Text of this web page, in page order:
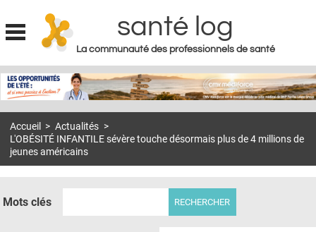
Jump to navigation
santé log
La communauté des professionnels de santé
MON COMPTE
S'ABONNER À LA REVUE SOIN À DOMICILE
Accueil > Actualités >
L'OBÉSITÉ INFANTILE sévère touche désormais plus de 4 millions de
jeunes américains
Mots clés